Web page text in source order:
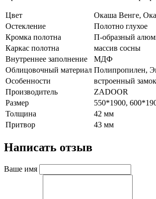
Цвет
Окаша Венге,
Остекление
Полотно глухое
Кромка полотна
П-образный
Каркас полотна
массив сосны
Внутреннее заполнение
МДФ
Облицовочный материал Полипропилен,
Особенности
встроенный замок
Производитель
ZADOOR
Размер
550*1900,
Толщина
42 мм
Притвор
43 мм
Написать отзыв
Ваше имя